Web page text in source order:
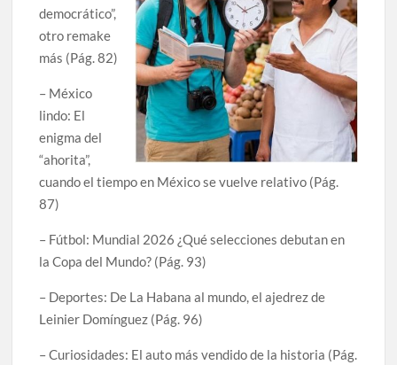
democrático”,
otro remake
más (Pág. 82)
– México
lindo: El
enigma del
“ahorita”,
cuando el tiempo en México se vuelve relativo (Pág.
87)
– Fútbol: Mundial 2026 ¿Qué selecciones debutan en
la Copa del Mundo? (Pág. 93)
– Deportes: De La Habana al mundo, el ajedrez de
Leinier Domínguez (Pág. 96)
– Curiosidades: El auto más vendido de la historia (Pág.